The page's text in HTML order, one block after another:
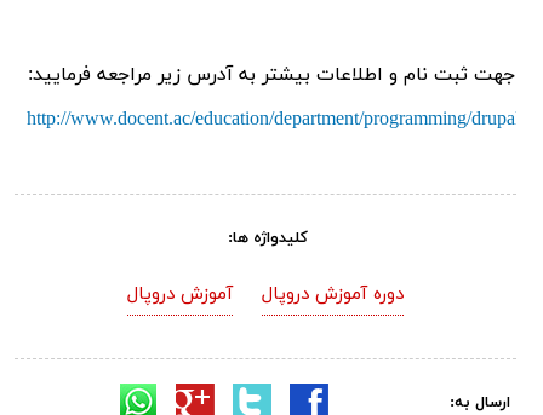
جهت ثبت نام و اطلاعات بیشتر به آدرس زیر مراجعه فرمایید:
http://www.docent.ac/education/department/programming/drupal
کلیدواژه ها:
دوره آموزش دروپال آموزش دروپال
ارسال به: